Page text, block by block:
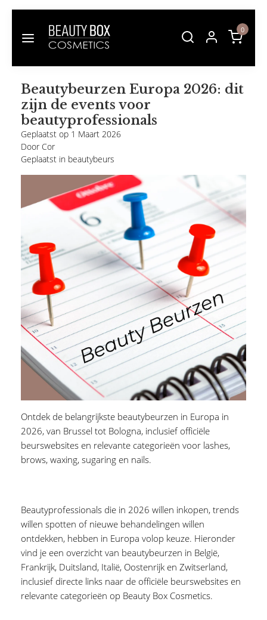
0
Beautybeurzen Europa 2026: dit
zijn de events voor
beautyprofessionals
Geplaatst op 1 Maart 2026
Door Cor
Geplaatst in beautybeurs
Ontdek de belangrijkste beautybeurzen in Europa in
2026, van Brussel tot Bologna, inclusief officiële
beurswebsites en relevante categorieën voor lashes,
brows, waxing, sugaring en nails.
Beautyprofessionals die in 2026 willen inkopen, trends
willen spotten of nieuwe behandelingen willen
ontdekken, hebben in Europa volop keuze. Hieronder
vind je een overzicht van beautybeurzen in België,
Frankrijk, Duitsland, Italië, Oostenrijk en Zwitserland,
inclusief directe links naar de officiële beurswebsites en
relevante categorieën op Beauty Box Cosmetics.